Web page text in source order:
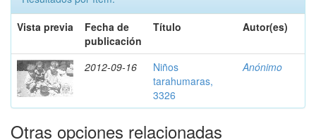
Vista previa
Fecha de
publicación
Título Autor(es)
2012-09-16
Niños
tarahumaras,
3326
Anónimo
Otras opciones relacionadas